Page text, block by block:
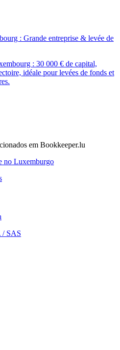
: Grande entreprise & levée de
: 30 000 € de capital,
idéale pour levées de fonds et
em Bookkeeper.lu
no Luxemburgo
/ SAS